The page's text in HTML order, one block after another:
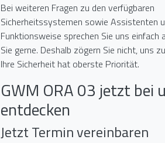
Bei weiteren Fragen zu den verfügbaren
Sicherheitssystemen sowie Assistenten
Funktionsweise sprechen Sie uns einfach
Sie gerne. Deshalb zögern Sie nicht, uns
Ihre Sicherheit hat oberste Priorität.
GWM ORA 03 jetzt bei
entdecken
Jetzt Termin vereinbaren